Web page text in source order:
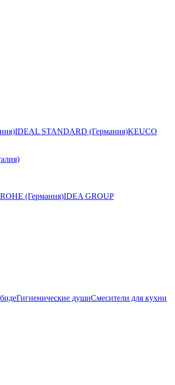
IDEAL STANDARD (Германия)KEUCO
(Германия)IDEA GROUP
Гигиенические душиСмесители для кухни